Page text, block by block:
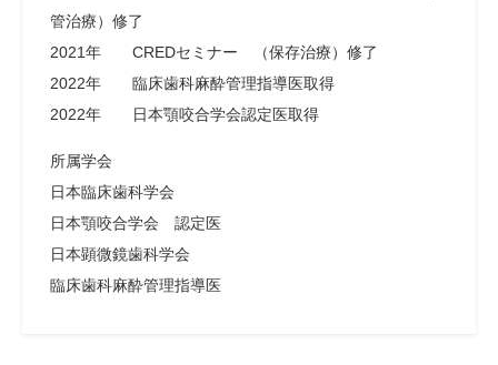
管治療）修了
2021年 CREDセミナー （保存治療）修了
2022年 臨床歯科麻酔管理指導医取得
2022年 日本顎咬合学会認定医取得
所属学会
日本臨床歯科学会
日本顎咬合学会 認定医
日本顕微鏡歯科学会
臨床歯科麻酔管理指導医